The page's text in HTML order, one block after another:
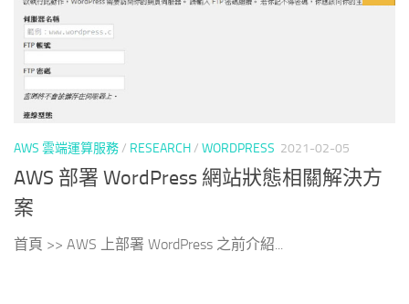
AWS 雲端運算服務/ RESEARCH/ WORDPRESS 2021-02-05
AWS 部署 WordPress 網站狀態相關解決方
案
首頁 >> AWS 上部署 WordPress 之前介紹...